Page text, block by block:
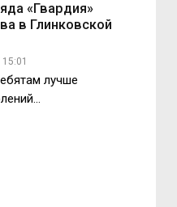
«Гвардия»
в Глинковской
лучше